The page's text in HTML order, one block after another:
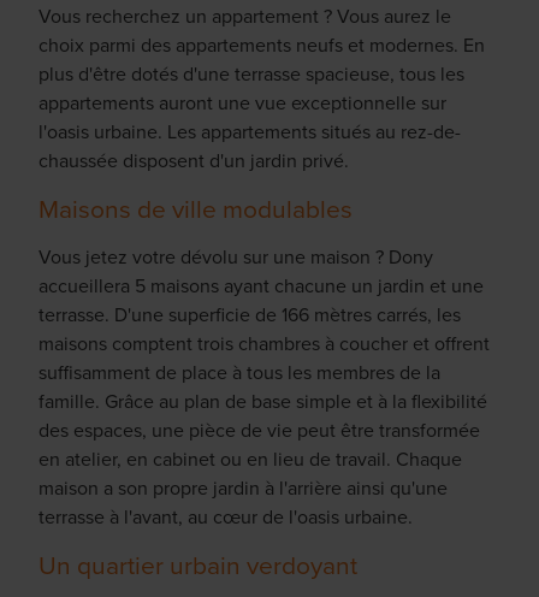
Vous recherchez un appartement ? Vous aurez le
choix parmi des appartements neufs et modernes. En
plus d'être dotés d'une terrasse spacieuse, tous les
appartements auront une vue exceptionnelle sur
l'oasis urbaine. Les appartements situés au rez-de-
chaussée disposent d'un jardin privé.
Maisons de ville modulables
Vous jetez votre dévolu sur une maison ? Dony
accueillera 5 maisons ayant chacune un jardin et une
terrasse. D'une superficie de 166 mètres carrés, les
maisons comptent trois chambres à coucher et offrent
suffisamment de place à tous les membres de la
famille. Grâce au plan de base simple et à la flexibilité
des espaces, une pièce de vie peut être transformée
en atelier, en cabinet ou en lieu de travail. Chaque
maison a son propre jardin à l'arrière ainsi qu'une
terrasse à l'avant, au cœur de l'oasis urbaine.
Un quartier urbain verdoyant